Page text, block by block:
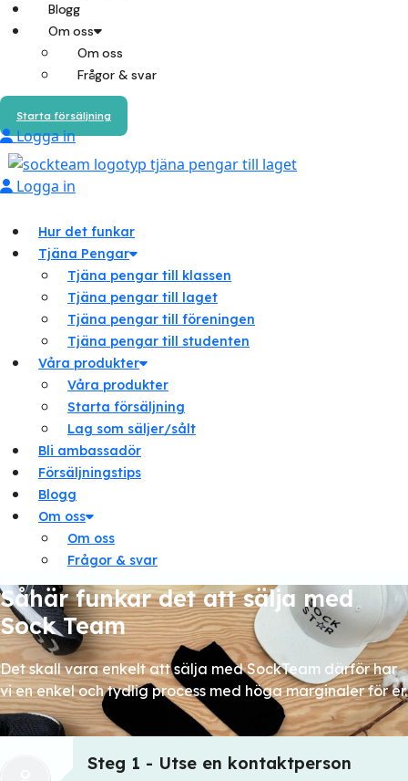
Blogg
Om oss
Om oss
Frågor & svar
Starta försäljning
Logga in
Logga in
Hur det funkar
Tjäna Pengar
Tjäna pengar till klassen
Tjäna pengar till laget
Tjäna pengar till föreningen
Tjäna pengar till studenten
Våra produkter
Våra produkter
Starta försäljning
Lag som säljer/sålt
Bli ambassadör
Försäljningstips
Blogg
Om oss
Om oss
Frågor & svar
Såhär funkar det att sälja med
Sock Team
Det skall vara enkelt att sälja med SockTeam därför har
vi en enkel och tydlig process med höga marginaler för er.
Steg 1 - Utse en kontaktperson